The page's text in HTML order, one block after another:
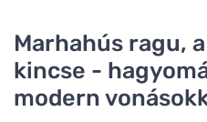
Marhahús ragu,
kincse -
modern